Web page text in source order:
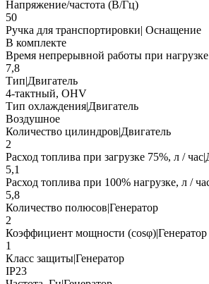
Напряжение/частота (В/Гц)
50
Ручка для транспортировки| Оснащение
В комплекте
Время непрерывной работы при
7,8
Тип|Двигатель
4-тактный, OHV
Тип охлаждения|Двигатель
Воздушное
Количество цилиндров|Двигатель
2
Расход топлива при загрузке 75%, л /
5,1
Расход топлива при 100% нагрузке, л /
5,8
Количество полюсов|Генератор
2
Коэффициент мощности (cosφ)|Генератор
1
Класс защиты|Генератор
IP23